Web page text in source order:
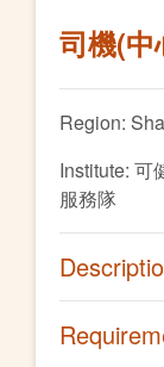
司機(中
Region:
Institute: 可
服務隊